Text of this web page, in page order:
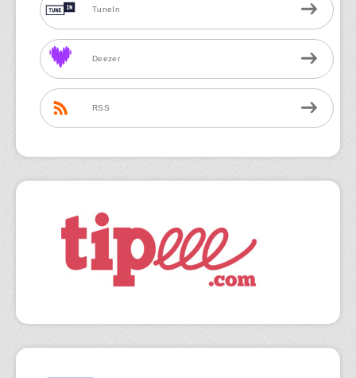
TuneIn
Deezer
RSS